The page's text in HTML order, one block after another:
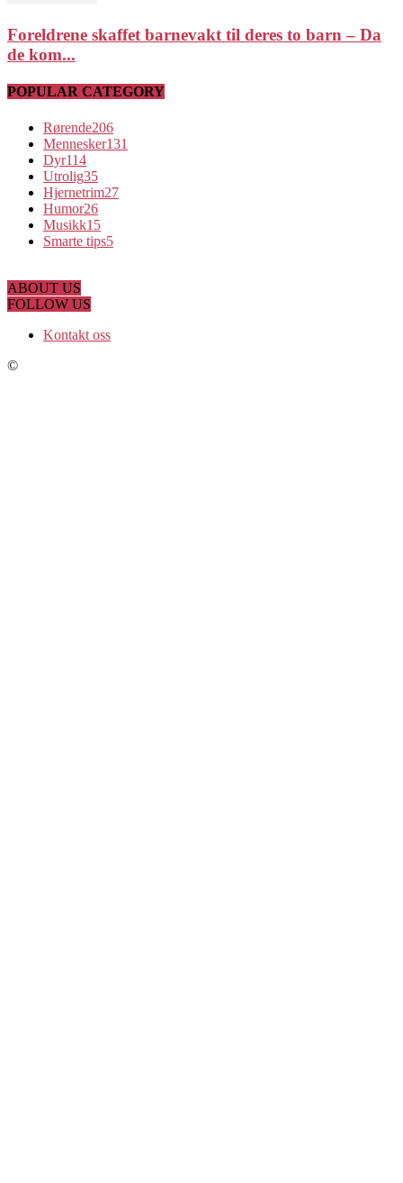
Foreldrene skaffet barnevakt til deres to barn – Da
de kom...
POPULAR CATEGORY
Rørende206
Mennesker131
Dyr114
Utrolig35
Hjernetrim27
Humor26
Musikk15
Smarte tips5
ABOUT US
FOLLOW US
Kontakt oss
©